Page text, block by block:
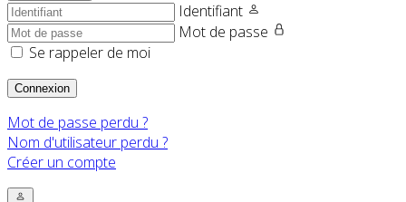
Identifiant
Mot de passe
Se rappeler de moi
Connexion
Mot de passe perdu ?
Nom d'utilisateur perdu ?
Créer un compte